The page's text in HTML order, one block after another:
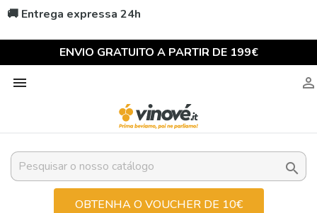
🚚 Entrega expressa 24h
ENVIO GRATUITO A PARTIR DE 199€
 

OBTENHA O VOUCHER DE 10€